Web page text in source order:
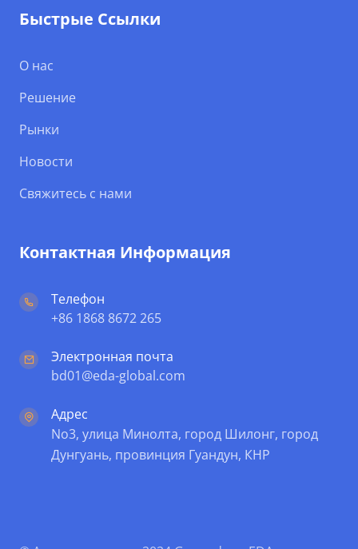
Быстрые Ссылки
О нас
Решение
Рынки
Новости
Свяжитесь с нами
Контактная Информация
Телефон
+86 1868 8672 265
Электронная почта
bd01@eda-global.com
Адрес
No3, улица Минолта, город Шилонг, город
Дунгуань, провинция Гуандун, КНР